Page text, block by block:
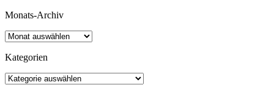
Monats-Archiv
Kategorien